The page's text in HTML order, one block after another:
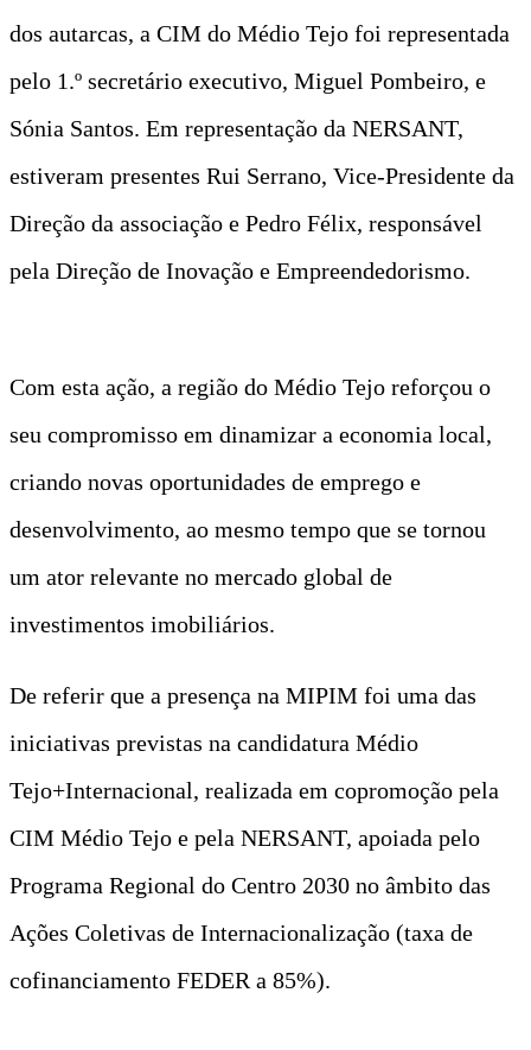
dos autarcas, a CIM do Médio Tejo foi representada
pelo 1.º secretário executivo, Miguel Pombeiro, e
Sónia Santos. Em representação da NERSANT,
estiveram presentes Rui Serrano, Vice-Presidente da
Direção da associação e Pedro Félix, responsável
pela Direção de Inovação e Empreendedorismo.
Com esta ação, a região do Médio Tejo reforçou o
seu compromisso em dinamizar a economia local,
criando novas oportunidades de emprego e
desenvolvimento, ao mesmo tempo que se tornou
um ator relevante no mercado global de
investimentos imobiliários.
De referir que a presença na MIPIM foi uma das
iniciativas previstas na candidatura Médio
Tejo+Internacional, realizada em copromoção pela
CIM Médio Tejo e pela NERSANT, apoiada pelo
Programa Regional do Centro 2030 no âmbito das
Ações Coletivas de Internacionalização (taxa de
cofinanciamento FEDER a 85%).